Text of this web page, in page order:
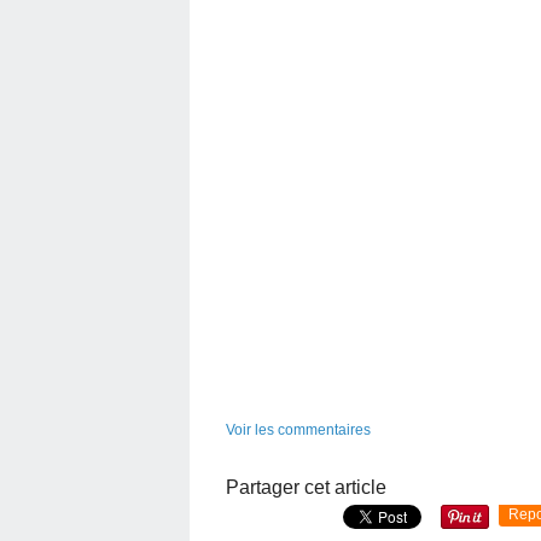
Voir les commentaires
Partager cet article